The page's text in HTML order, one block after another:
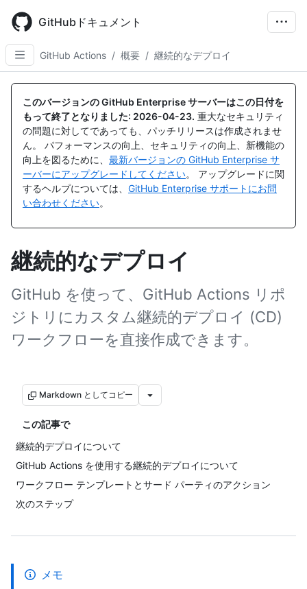
main
content
GitHubドキュメント
GitHub Actions / 概要 / 継続的なデプロイ
このバージョンの GitHub Enterprise サーバーはこの日付を
もって終了となりました: 2026-04-23. 重大なセキュリティ
の問題に対してであっても、パッチリリースは作成されませ
ん。 パフォーマンスの向上、セキュリティの向上、新機能の
向上を図るために、 最新バージョンの GitHub Enterprise サ
ーバーにアップグレードしてください。 アップグレードに関
するヘルプについては、 GitHub Enterprise サポートにお問
い合わせください。
継続的なデプロイ
GitHub を使って、GitHub Actions リポ
ジトリにカスタム継続的デプロイ (CD)
ワークフローを直接作成できます。
Markdown としてコピー
この記事で
継続的デプロイについて
GitHub Actions を使用する継続的デプロイについて
ワークフロー テンプレートとサード パーティのアクション
次のステップ
メモ